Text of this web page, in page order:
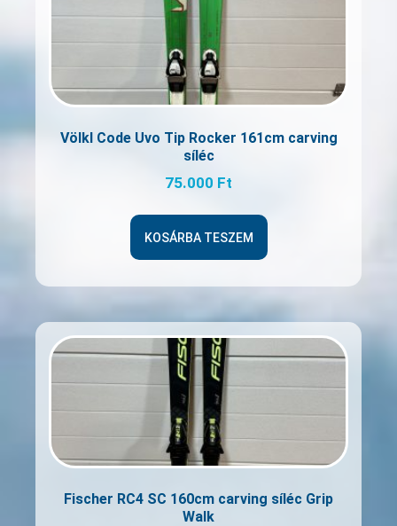
Völkl Code Uvo Tip Rocker 161cm carving
síléc
75.000 Ft
KOSÁRBA TESZEM
Fischer RC4 SC 160cm carving síléc Grip
Walk